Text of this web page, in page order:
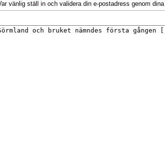
vänlig ställ in och validera din e-postadress genom dina